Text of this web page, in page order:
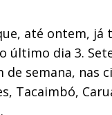
até ontem, já
último dia 3.
semana, nas
Tacaimbó,